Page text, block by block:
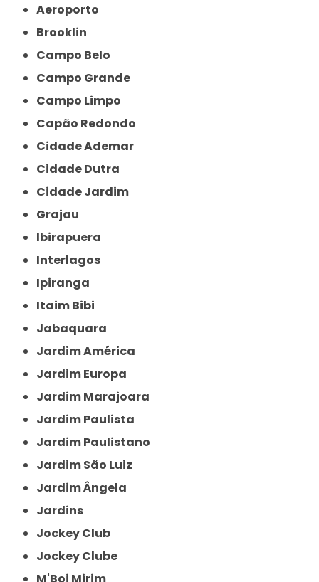
Aeroporto
Brooklin
Campo Belo
Campo Grande
Campo Limpo
Capão Redondo
Cidade Ademar
Cidade Dutra
Cidade Jardim
Grajau
Ibirapuera
Interlagos
Ipiranga
Itaim Bibi
Jabaquara
Jardim América
Jardim Europa
Jardim Marajoara
Jardim Paulista
Jardim Paulistano
Jardim São Luiz
Jardim Ângela
Jardins
Jockey Club
Jockey Clube
M'Boi Mirim